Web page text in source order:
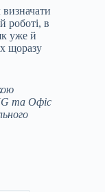
роботі, в
уже й
щоразу
та Офіс